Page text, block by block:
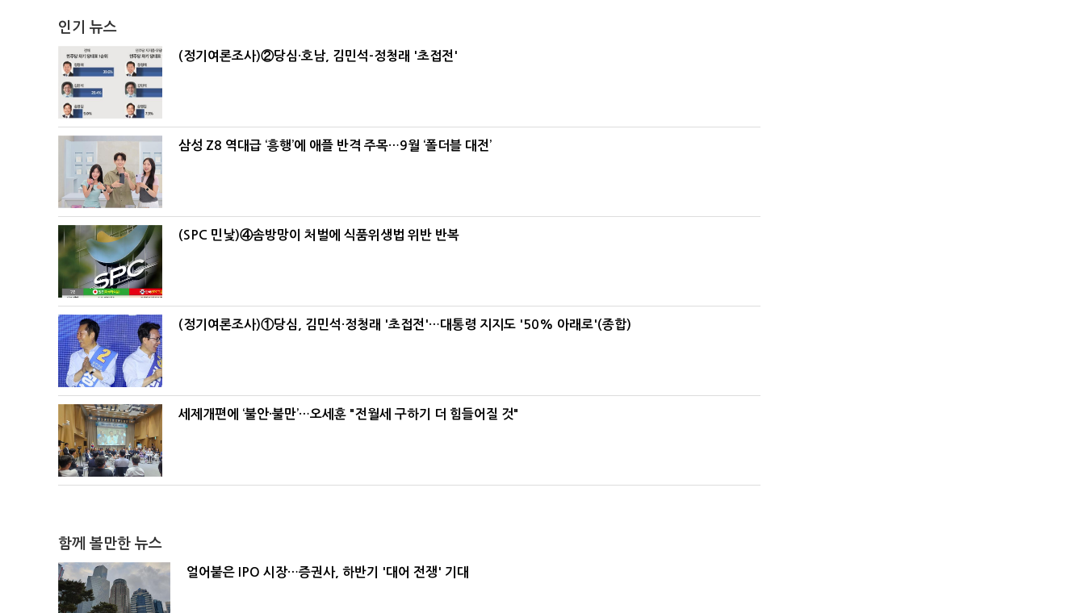
인기 뉴스
(정기여론조사)②당심·호남, 김민석-정청래 '초접전'
삼성 Z8 역대급 ‘흥행’에 애플 반격 주목…9월 ‘폴더블 대전’
(SPC 민낯)④솜방망이 처벌에 식품위생법 위반 반복
(정기여론조사)①당심, 김민석·정청래 '초접전'…대통령 지지도 '50% 아래로'(종합)
세제개편에 ‘불안·불만’…오세훈 "전월세 구하기 더 힘들어질 것"
함께 볼만한 뉴스
얼어붙은 IPO 시장…증권사, 하반기 '대어 전쟁' 기대